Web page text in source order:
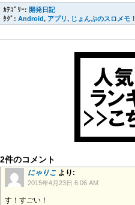
ｶﾃｺﾞﾘｰ: 開発日記
ﾀｸﾞ: Android, アプリ, じょんぷのスロメモ！
2件のコメント
にゃりこ より:
2015年4月23日 6:06 AM
す！すごい！